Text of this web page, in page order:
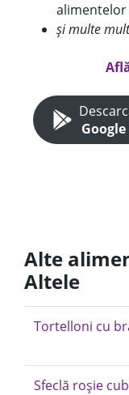
alimentelor
și multe
Alte
Altele
Tortelloni cu
Sfeclă roșie